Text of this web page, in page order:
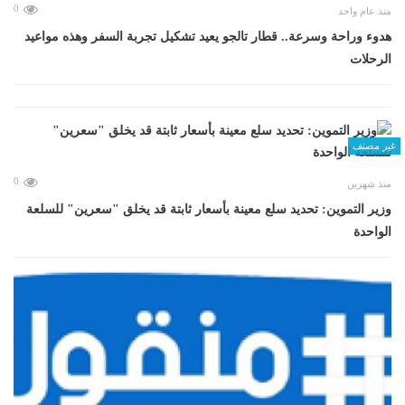
منذ عام واحد 0
هدوء وراحة وسرعة.. قطار تالجو يعيد تشكيل تجربة السفر وهذه مواعيد
الرحلات
غير مصنف
منذ شهرين 0
وزير التموين: تحديد سلع معينة بأسعار ثابتة قد يخلق "سعرين" للسلعة
الواحدة